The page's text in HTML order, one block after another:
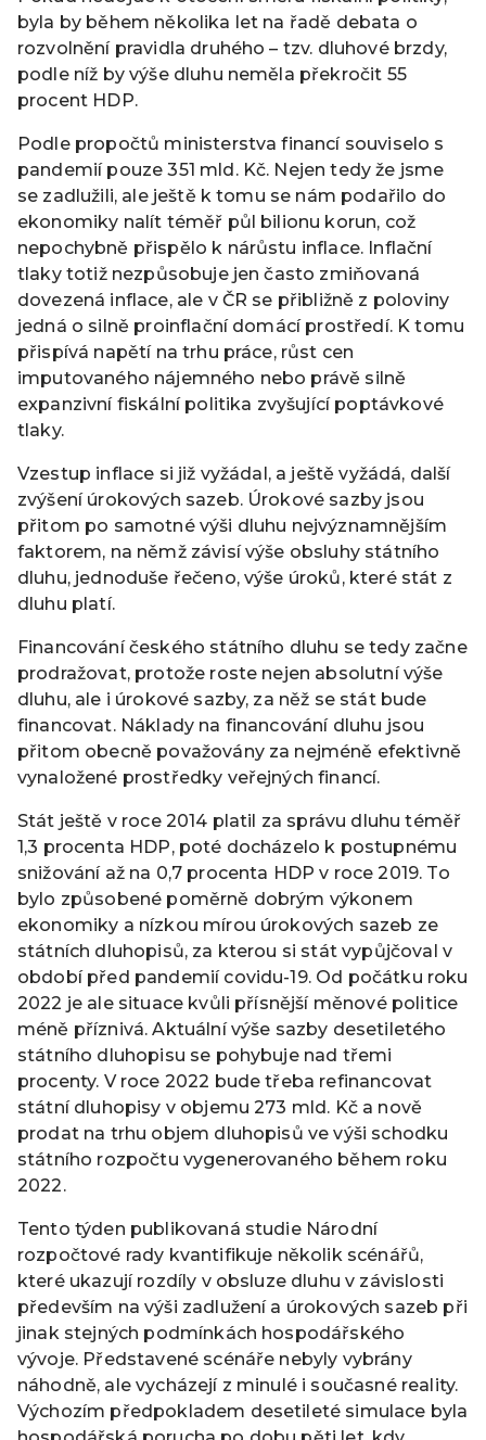
byla by během několika let na řadě debata o
rozvolnění pravidla druhého – tzv. dluhové brzdy,
podle níž by výše dluhu neměla překročit 55
procent HDP.
Podle propočtů ministerstva financí souviselo s
pandemií pouze 351 mld. Kč. Nejen tedy že jsme
se zadlužili, ale ještě k tomu se nám podařilo do
ekonomiky nalít téměř půl bilionu korun, což
nepochybně přispělo k nárůstu inflace. Inflační
tlaky totiž nezpůsobuje jen často zmiňovaná
dovezená inflace, ale v ČR se přibližně z poloviny
jedná o silně proinflační domácí prostředí. K tomu
přispívá napětí na trhu práce, růst cen
imputovaného nájemného nebo právě silně
expanzivní fiskální politika zvyšující poptávkové
tlaky.
Vzestup inflace si již vyžádal, a ještě vyžádá, další
zvýšení úrokových sazeb. Úrokové sazby jsou
přitom po samotné výši dluhu nejvýznamnějším
faktorem, na němž závisí výše obsluhy státního
dluhu, jednoduše řečeno, výše úroků, které stát z
dluhu platí.
Financování českého státního dluhu se tedy začne
prodražovat, protože roste nejen absolutní výše
dluhu, ale i úrokové sazby, za něž se stát bude
financovat. Náklady na financování dluhu jsou
přitom obecně považovány za nejméně efektivně
vynaložené prostředky veřejných financí.
Stát ještě v roce 2014 platil za správu dluhu téměř
1,3 procenta HDP, poté docházelo k postupnému
snižování až na 0,7 procenta HDP v roce 2019. To
bylo způsobené poměrně dobrým výkonem
ekonomiky a nízkou mírou úrokových sazeb ze
státních dluhopisů, za kterou si stát vypůjčoval v
období před pandemií covidu-19. Od počátku roku
2022 je ale situace kvůli přísnější měnové politice
méně příznivá. Aktuální výše sazby desetiletého
státního dluhopisu se pohybuje nad třemi
procenty. V roce 2022 bude třeba refinancovat
státní dluhopisy v objemu 273 mld. Kč a nově
prodat na trhu objem dluhopisů ve výši schodku
státního rozpočtu vygenerovaného během roku
2022.
Tento týden publikovaná studie Národní
rozpočtové rady kvantifikuje několik scénářů,
které ukazují rozdíly v obsluze dluhu v závislosti
především na výši zadlužení a úrokových sazeb při
jinak stejných podmínkách hospodářského
vývoje. Představené scénáře nebyly vybrány
náhodně, ale vycházejí z minulé i současné reality.
Výchozím předpokladem desetileté simulace byla